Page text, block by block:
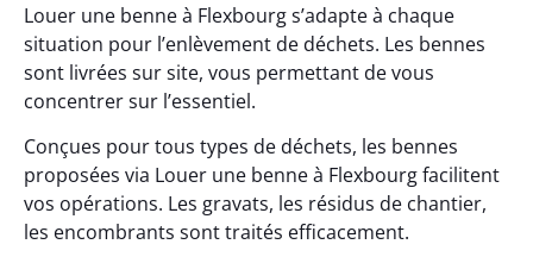
Louer une benne à Flexbourg s’adapte à chaque
situation pour l’enlèvement de déchets. Les bennes
sont livrées sur site, vous permettant de vous
concentrer sur l’essentiel.
Conçues pour tous types de déchets, les bennes
proposées via Louer une benne à Flexbourg facilitent
vos opérations. Les gravats, les résidus de chantier,
les encombrants sont traités efficacement.